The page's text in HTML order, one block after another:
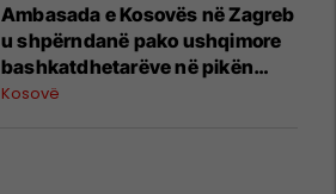
Ambasada e Kosovës në Zagreb
u shpërndanë pako ushqimore
bashkatdhetarëve në pikën
kufitare Kroaci-Serbi
Kosovë